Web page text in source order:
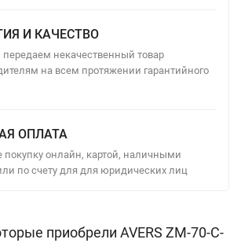
И КАЧЕСТВО
некачественный товар
на всем протяжении гарантийного
ОПЛАТА
покупку онлайн, картой, наличными
по счету для для юридических лиц
приобрели AVERS ZM-70-C-